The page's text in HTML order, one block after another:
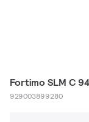
Fortimo SLM C
929003899280